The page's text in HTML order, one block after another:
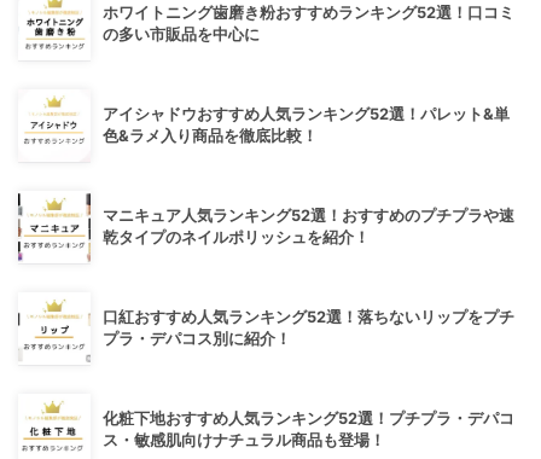
ホワイトニング歯磨き粉おすすめランキング52選！口コミ
の多い市販品を中心に
アイシャドウおすすめ人気ランキング52選！パレット&単
色&ラメ入り商品を徹底比較！
マニキュア人気ランキング52選！おすすめのプチプラや速
乾タイプのネイルポリッシュを紹介！
口紅おすすめ人気ランキング52選！落ちないリップをプチ
プラ・デパコス別に紹介！
化粧下地おすすめ人気ランキング52選！プチプラ・デパコ
ス・敏感肌向けナチュラル商品も登場！